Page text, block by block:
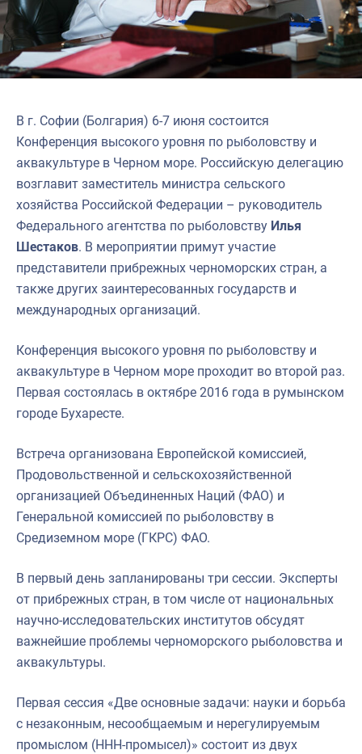
В г. Софии (Болгария) 6-7 июня состоится
Конференция высокого уровня по рыболовству и
аквакультуре в Черном море. Российскую делегацию
возглавит заместитель министра сельского
хозяйства Российской Федерации – руководитель
Федерального агентства по рыболовству Илья
Шестаков. В мероприятии примут участие
представители прибрежных черноморских стран, а
также других заинтересованных государств и
международных организаций.
Конференция высокого уровня по рыболовству и
аквакультуре в Черном море проходит во второй раз.
Первая состоялась в октябре 2016 года в румынском
городе Бухаресте.
Встреча организована Европейской комиссией,
Продовольственной и сельскохозяйственной
организацией Объединенных Наций (ФАО) и
Генеральной комиссией по рыболовству в
Средиземном море (ГКРС) ФАО.
В первый день запланированы три сессии. Эксперты
от прибрежных стран, в том числе от национальных
научно-исследовательских институтов обсудят
важнейшие проблемы черноморского рыболовства и
аквакультуры.
Первая сессия «Две основные задачи: науки и борьба
с незаконным, несообщаемым и нерегулируемым
промыслом (ННН-промысел)» состоит из двух